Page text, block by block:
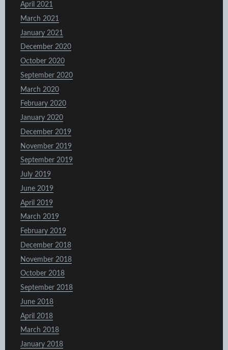
April 2021
March 2021
January 2021
December 2020
October 2020
September 2020
March 2020
February 2020
January 2020
December 2019
November 2019
September 2019
July 2019
June 2019
April 2019
March 2019
February 2019
December 2018
November 2018
October 2018
September 2018
June 2018
April 2018
March 2018
January 2018